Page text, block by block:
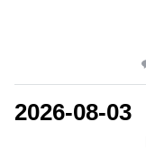
2026-08-03